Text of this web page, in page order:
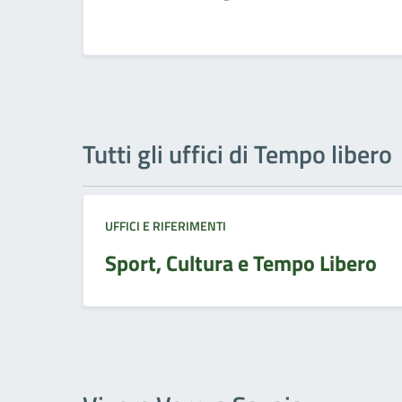
Tutti gli uffici di Tempo libero
UFFICI E RIFERIMENTI
Sport, Cultura e Tempo Libero